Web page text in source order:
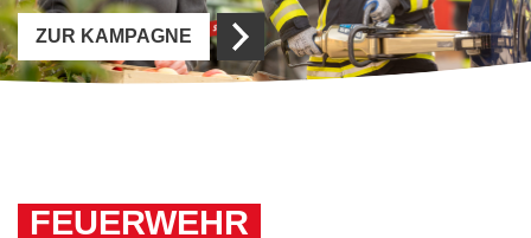
ZUR KAMPAGNE
FEUERWEHR